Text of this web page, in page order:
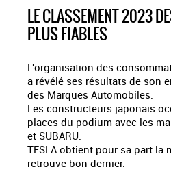
LE CLASSEMENT 2023
PLUS FIABLES
L'organisation des
a révélé ses résultats de son
des Marques Automobiles.
Les constructeurs japonais
places du podium avec les
et SUBARU.
TESLA obtient pour sa part la
retrouve bon dernier.